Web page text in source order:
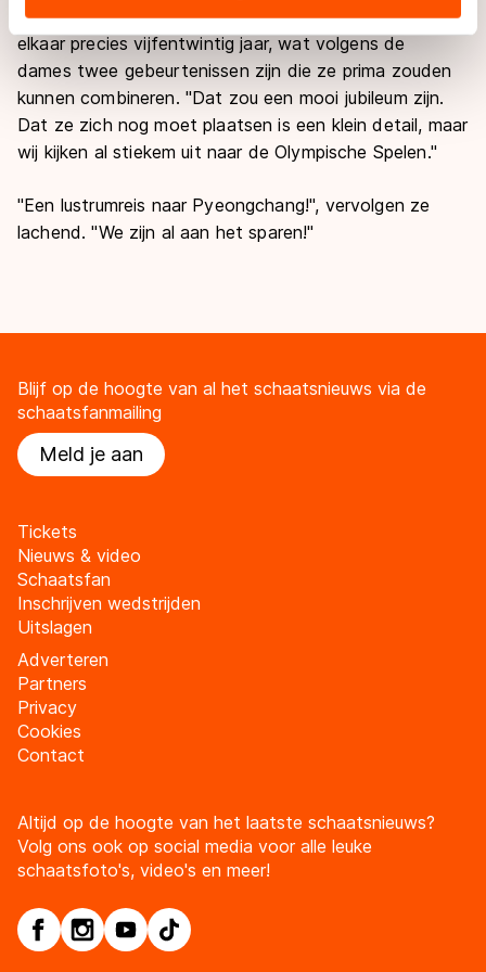
landen buiten de EU, zoals de VS, waar mogelijk geen
adequaat beschermingsniveau geldt volgens de GDPR.
Door op ‘Toestaan’ te klikken, stemt u in met deze
overdracht. Meer informatie vindt u in onscookiebeleid
In het olympisch seizoen kent de vriendinnengroep
elkaar precies vijfentwintig jaar, wat volgens de
dames twee gebeurtenissen zijn die ze prima zouden
kunnen combineren. "Dat zou een mooi jubileum zijn.
Dat ze zich nog moet plaatsen is een klein detail, maar
wij kijken al stiekem uit naar de Olympische Spelen."
"Een lustrumreis naar Pyeongchang!", vervolgen ze
lachend. "We zijn al aan het sparen!"
Blijf op de hoogte van al het schaatsnieuws via de
schaatsfanmailing
Meld je aan
Tickets
Nieuws & video
Schaatsfan
Inschrijven wedstrijden
Uitslagen
Adverteren
Partners
Privacy
Cookies
Contact
Altijd op de hoogte van het laatste schaatsnieuws?
Volg ons ook op social media voor alle leuke
schaatsfoto's, video's en meer!